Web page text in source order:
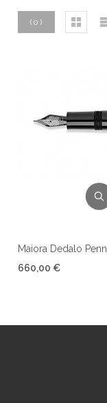
( 0 )
Maiora Dedalo
660,00 €